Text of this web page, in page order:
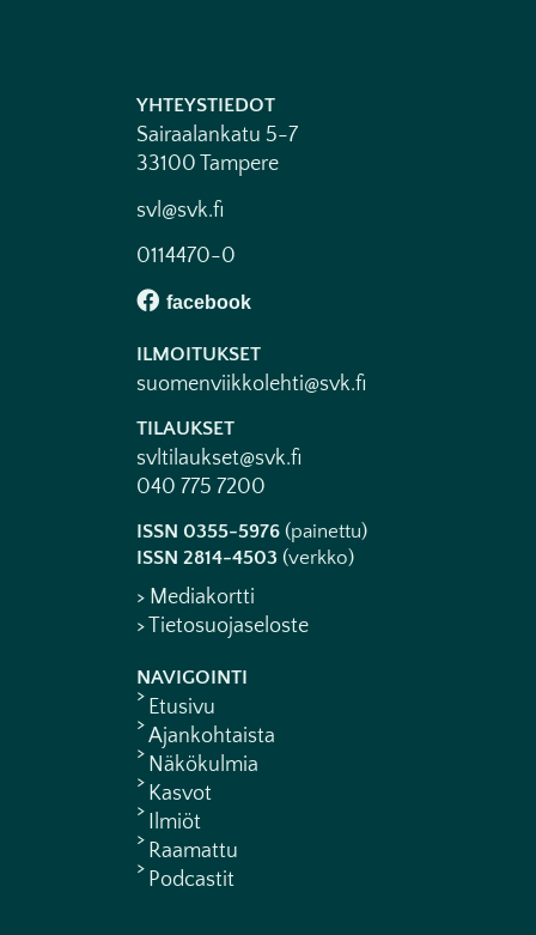
YHTEYSTIEDOT
Sairaalankatu 5-7
33100 Tampere
svl@svk.fi
0114470-0
ILMOITUKSET
suomenviikkolehti@svk.fi
TILAUKSET
svltilaukset@svk.fi
040 775 7200
ISSN 0355-5976 (painettu)
ISSN 2814-4503 (verkko)
> Mediakortti
> Tietosuojaseloste
NAVIGOINTI
Etusivu
Ajankohtaista
Näkökulmia
Kasvot
Ilmiöt
Raamattu
Podcastit